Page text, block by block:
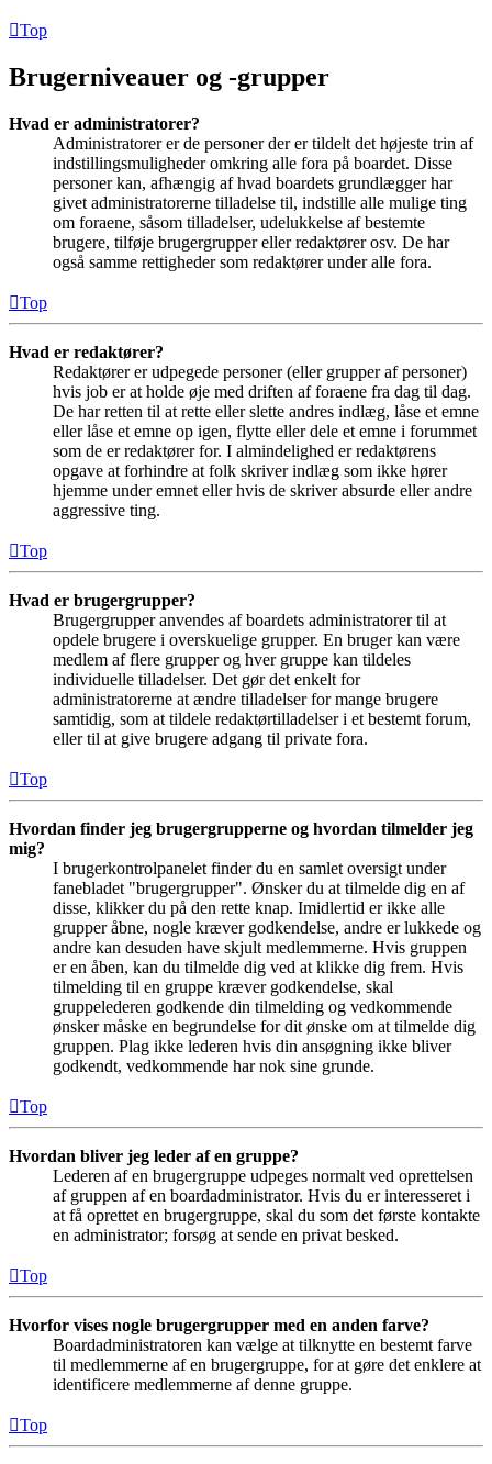
Top
Brugerniveauer og -grupper
Hvad er administratorer?
Administratorer er de personer der er tildelt det højeste trin af
indstillingsmuligheder omkring alle fora på boardet. Disse
personer kan, afhængig af hvad boardets grundlægger har
givet administratorerne tilladelse til, indstille alle mulige ting
om foraene, såsom tilladelser, udelukkelse af bestemte
brugere, tilføje brugergrupper eller redaktører osv. De har
også samme rettigheder som redaktører under alle fora.
Top
Hvad er redaktører?
Redaktører er udpegede personer (eller grupper af personer)
hvis job er at holde øje med driften af foraene fra dag til dag.
De har retten til at rette eller slette andres indlæg, låse et emne
eller låse et emne op igen, flytte eller dele et emne i forummet
som de er redaktører for. I almindelighed er redaktørens
opgave at forhindre at folk skriver indlæg som ikke hører
hjemme under emnet eller hvis de skriver absurde eller andre
aggressive ting.
Top
Hvad er brugergrupper?
Brugergrupper anvendes af boardets administratorer til at
opdele brugere i overskuelige grupper. En bruger kan være
medlem af flere grupper og hver gruppe kan tildeles
individuelle tilladelser. Det gør det enkelt for
administratorerne at ændre tilladelser for mange brugere
samtidig, som at tildele redaktørtilladelser i et bestemt forum,
eller til at give brugere adgang til private fora.
Top
Hvordan finder jeg brugergrupperne og hvordan tilmelder jeg
mig?
I brugerkontrolpanelet finder du en samlet oversigt under
fanebladet "brugergrupper". Ønsker du at tilmelde dig en af
disse, klikker du på den rette knap. Imidlertid er ikke alle
grupper åbne, nogle kræver godkendelse, andre er lukkede og
andre kan desuden have skjult medlemmerne. Hvis gruppen
er en åben, kan du tilmelde dig ved at klikke dig frem. Hvis
tilmelding til en gruppe kræver godkendelse, skal
gruppelederen godkende din tilmelding og vedkommende
ønsker måske en begrundelse for dit ønske om at tilmelde dig
gruppen. Plag ikke lederen hvis din ansøgning ikke bliver
godkendt, vedkommende har nok sine grunde.
Top
Hvordan bliver jeg leder af en gruppe?
Lederen af en brugergruppe udpeges normalt ved oprettelsen
af gruppen af en boardadministrator. Hvis du er interesseret i
at få oprettet en brugergruppe, skal du som det første kontakte
en administrator; forsøg at sende en privat besked.
Top
Hvorfor vises nogle brugergrupper med en anden farve?
Boardadministratoren kan vælge at tilknytte en bestemt farve
til medlemmerne af en brugergruppe, for at gøre det enklere at
identificere medlemmerne af denne gruppe.
Top